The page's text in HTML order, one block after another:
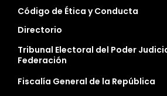
Código de Ética y Conducta
Directorio
Tribunal Electoral del Poder
Federación
Fiscalía General de la República